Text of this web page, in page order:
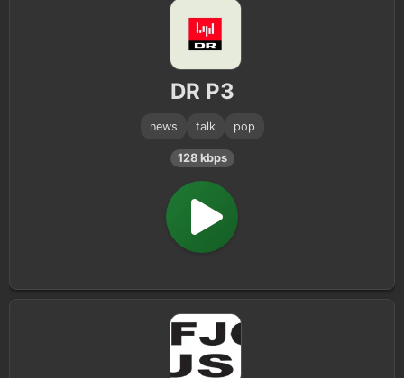
DR P3
news talk pop
128 kbps